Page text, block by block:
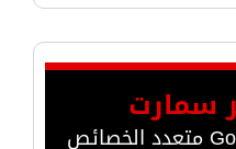
سمارت
جهاز Gold Hunter Smart متعدد الخصائص